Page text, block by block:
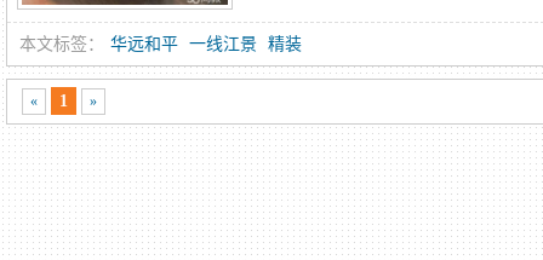
本文标签： 华远和平 一线江景 精装
« 1 »